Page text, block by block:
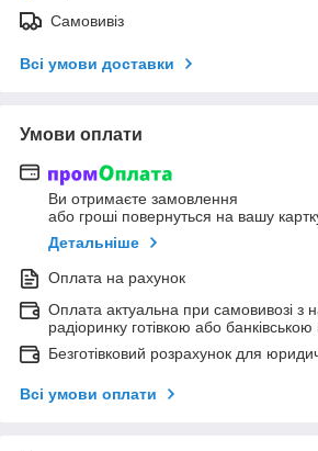
Самовивіз
Всі умови доставки
Умови оплати
Ви отримаєте замовлення
або гроші повернуться на вашу
Детальніше
Оплата на рахунок
Оплата актуальна при самовивозі з
радіоринку готівкою або банківською
Безготівковий розрахунок для
Всі умови оплати